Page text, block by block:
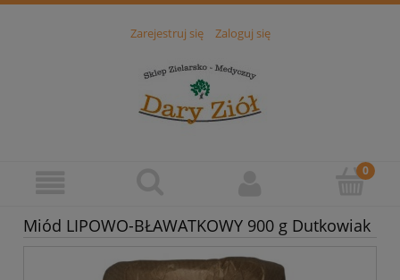
Zarejestruj się Zaloguj się
Miód LIPOWO-BŁAWATKOWY 900 g Dutkowiak